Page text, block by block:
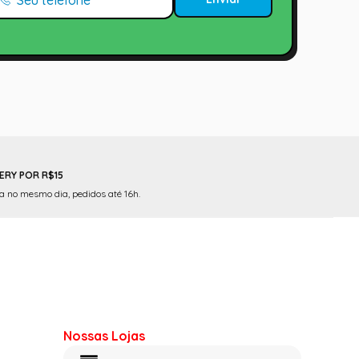
POR R$15
no mesmo dia, pedidos até 16h.
Nossas Lojas